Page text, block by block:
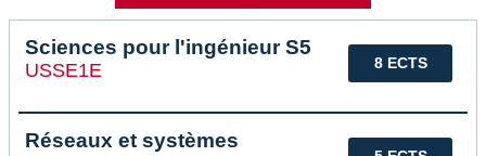
8 ECTS
Sciences pour l'ingénieur S5
USSE1E
Réseaux et systèmes